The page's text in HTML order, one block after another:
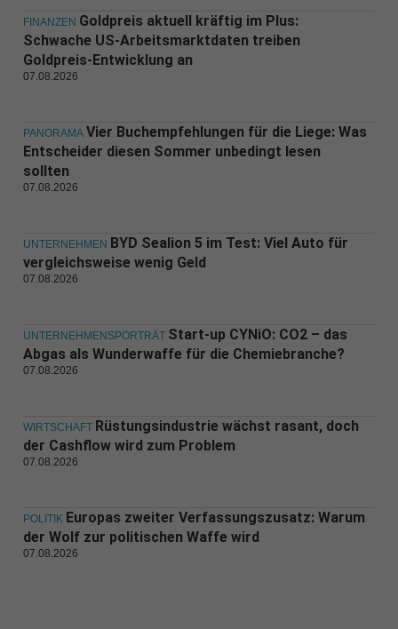
FINANZEN Goldpreis aktuell kräftig im Plus:
Schwache US-Arbeitsmarktdaten treiben
Goldpreis-Entwicklung an
07.08.2026
PANORAMA Vier Buchempfehlungen für die Liege: Was
Entscheider diesen Sommer unbedingt lesen
sollten
07.08.2026
UNTERNEHMEN BYD Sealion 5 im Test: Viel Auto für
vergleichsweise wenig Geld
07.08.2026
UNTERNEHMENSPORTRÄT Start-up CYNiO: CO2 – das
Abgas als Wunderwaffe für die Chemiebranche?
07.08.2026
WIRTSCHAFT Rüstungsindustrie wächst rasant, doch
der Cashflow wird zum Problem
07.08.2026
POLITIK Europas zweiter Verfassungszusatz: Warum
der Wolf zur politischen Waffe wird
07.08.2026